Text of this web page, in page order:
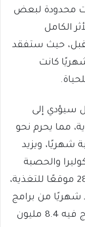
محدودة لبعض
الكامل
حيث ستفقد
دولار شهريًا كانت
سيؤدي إلى
مرفقًا صحيًا في 13 ولاية، مما يحرم نحو
شهريًا، ويزيد
والحصبة
والملاريا. كما سيؤدي إلى إغلاق 280 موقعًا للتغذية،
مستفيد شهريًا من برامج
علاج سوء التغذية، في وقت يحتاج فيه 8.4 مليون